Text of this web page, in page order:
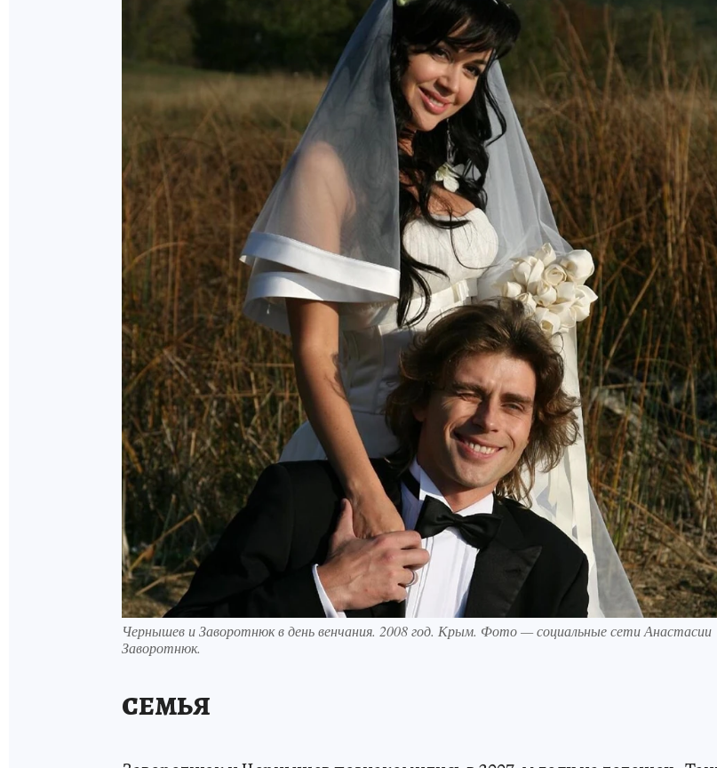
Чернышев и Заворотнюк в день венчания. 2008 год. Крым. Фото — социальные сети Анастасии
Заворотнюк.
СЕМЬЯ